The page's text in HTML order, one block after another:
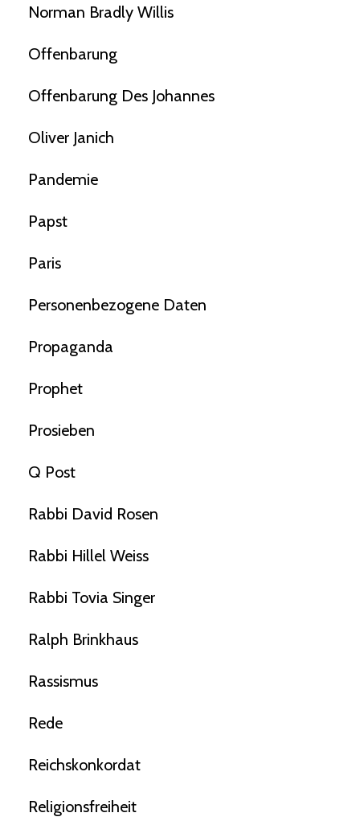
Norman Bradly Willis
Offenbarung
Offenbarung Des Johannes
Oliver Janich
Pandemie
Papst
Paris
Personenbezogene Daten
Propaganda
Prophet
Prosieben
Q Post
Rabbi David Rosen
Rabbi Hillel Weiss
Rabbi Tovia Singer
Ralph Brinkhaus
Rassismus
Rede
Reichskonkordat
Religionsfreiheit